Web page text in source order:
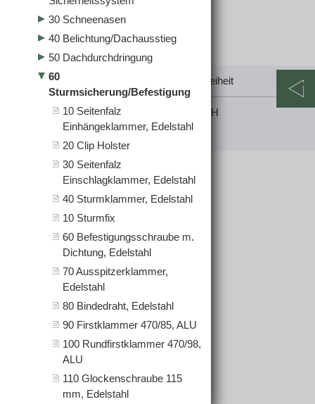
30 Schneenasen
40 Belichtung/Dachausstieg
50 Dachdurchdringung
60
Sturmsicherung/Befestigung
10 Seitenfalz
Einhängeklammer, Edelstahl
20 Clip Holster
30 Seitenfalz
Einschlagklammer, Edelstahl
40 Sturmklammer, Edelstahl
10 Sturmfix
60 Befestigungsschraube m.
Dichtung, Edelstahl
70 Ausspitzerklammer,
Edelstahl
80 Bindedraht, Edelstahl
90 Firstklammer 470/85, ALU
100 Rundfirstklammer 470/98,
ALU
110 Glockenschraube 115
mm, Edelstahl
Impressum Barrierefreiheit
© 2025 Raiffeisen Lagerhaus Salzburg GmbH